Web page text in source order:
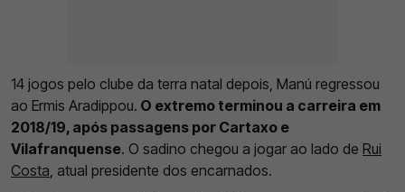
14 jogos pelo clube da terra natal depois, Manú regressou
ao Ermis Aradippou. O extremo terminou a carreira em
2018/19, após passagens por Cartaxo e
Vilafranquense. O sadino chegou a jogar ao lado de Rui
Costa , atual presidente dos encarnados.